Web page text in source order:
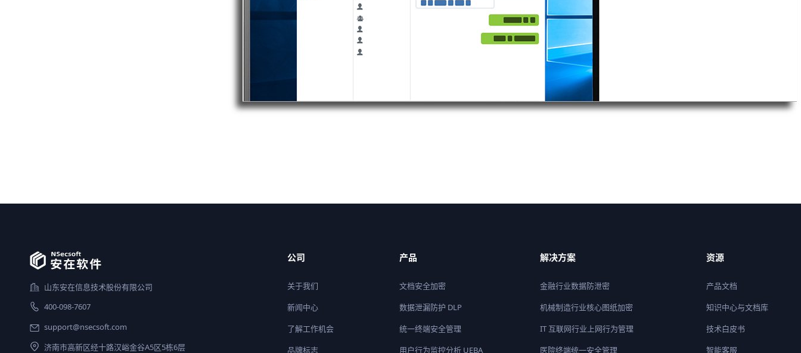
山东安在信息技术股份有限公司
400-098-7607
support@nsecsoft.com
济南市高新区经十路汉峪金谷A5区5栋6层
公司
关于我们
新闻中心
了解工作机会
品牌标志
产品
文档安全加密
数据泄漏防护 DLP
统一终端安全管理
用户行为监控分析 UEBA
解决方案
金融行业数据防泄密
机械制造行业核心图纸加密
IT 互联网行业上网行为管理
医院终端统一安全管理
资源
产品文档
知识中心与文档库
技术白皮书
智能客服